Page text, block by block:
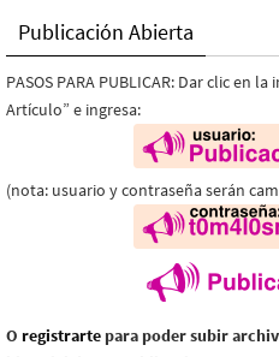
Publicación Abierta
PASOS PARA PUBLICAR: Dar clic en
Artículo” e ingresa:
(nota: usuario y contraseña serán
O registrarte para poder subir